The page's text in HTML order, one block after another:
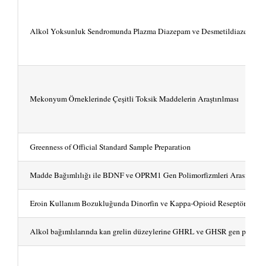
Alkol Yoksunluk Sendromunda Plazma Diazepam ve
Mekonyum Örneklerinde Çeşitli Toksik Maddelerin Araştırılması
Greenness of Official Standard Sample Preparation
Madde Bağımlılığı ile BDNF ve OPRM1 Gen Polimorfizmleri
Eroin Kullanım Bozukluğunda Dinorfin ve Kappa-Opioid
Alkol bağımlılarında kan grelin düzeylerine GHRL ve GHSR gen